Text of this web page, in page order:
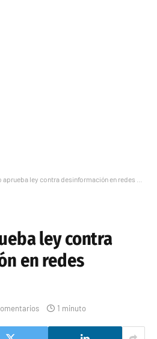
ley contra desinformación en redes sociales
ley contra
en redes
1 minuto